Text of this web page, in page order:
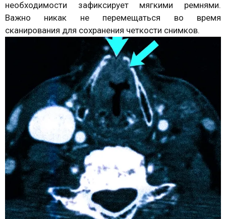
необходимости зафиксирует мягкими ремнями.
Важно никак не перемещаться во время
сканирования для сохранения четкости снимков.